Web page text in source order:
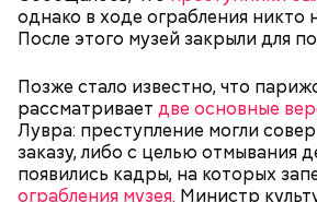
однако в ходе ограбления никто
После этого музей закрыли для
Позже стало известно, что
рассматривает две основные
Лувра: преступление могли
заказу, либо с целью отмывания
появились кадры, на которых
ограбления музея. Министр
Канэ Танака (119 лет)